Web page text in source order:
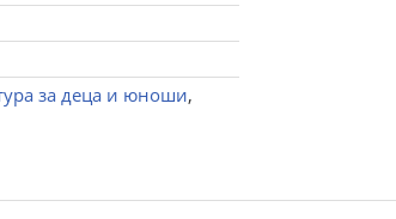
за деца и юноши,